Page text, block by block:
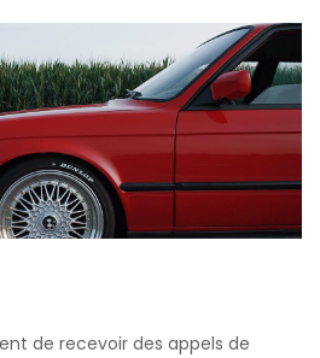
de recevoir des appels de